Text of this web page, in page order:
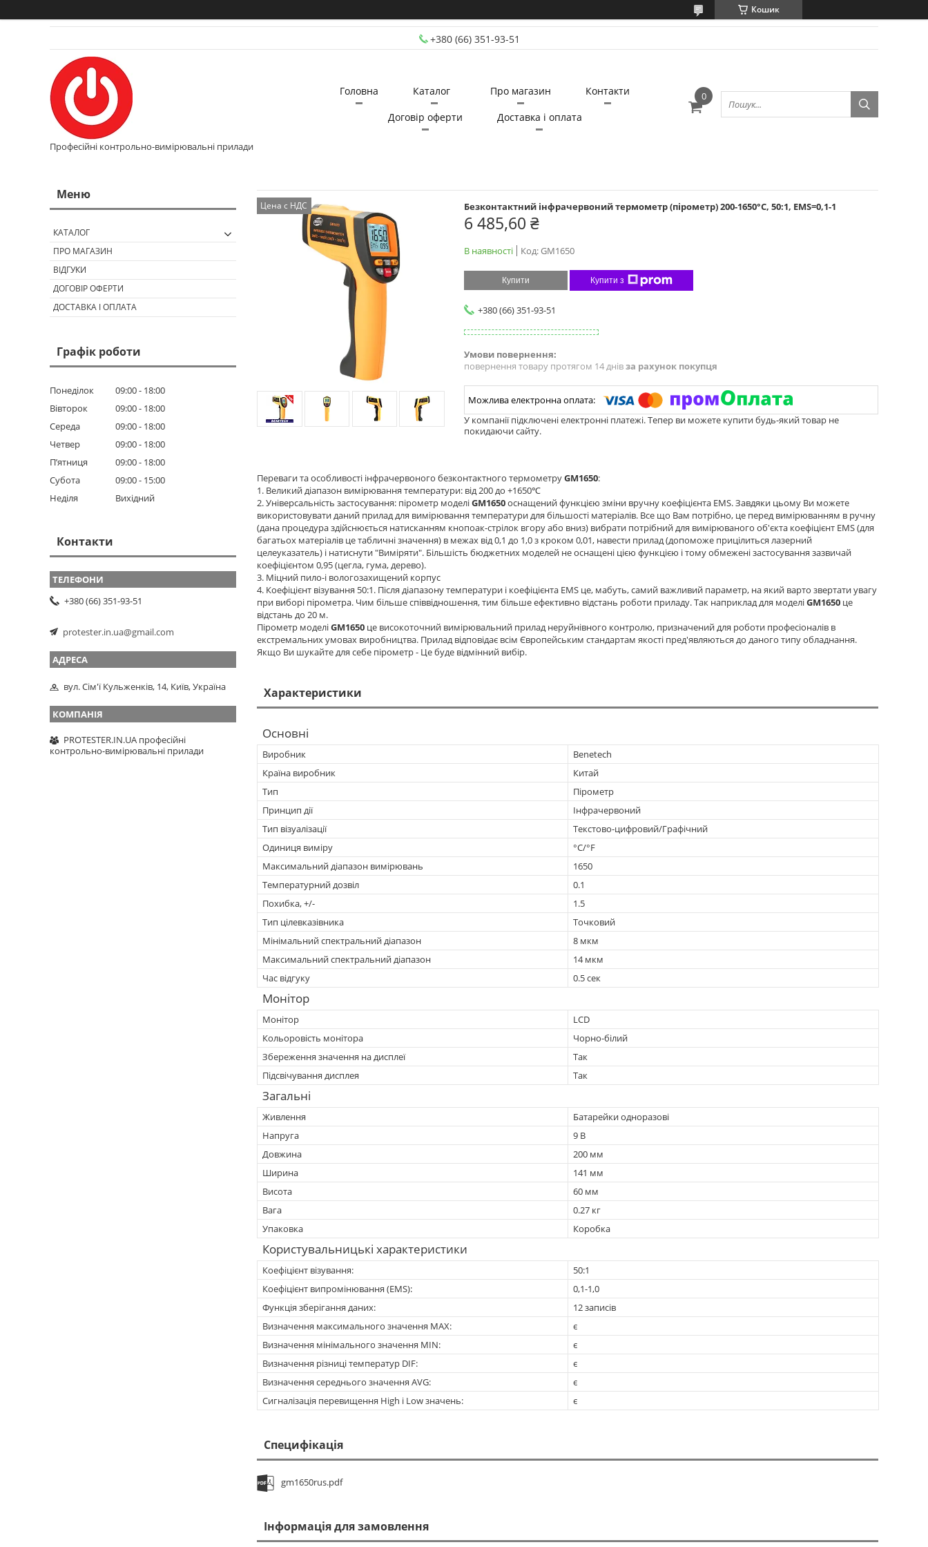
Кошик
+380 (66) 351-93-51
Професійні контрольно-вимірювальні прилади
Головна Каталог Про магазин
Контакти
Договір оферти
Доставка і оплата
Цена с НДС Безконтактний інфрачервоний термометр (пірометр) 200-1650°C, 50:1, EMS=0,1-1
6 485,60 ₴
В наявності Код:GM1650
Купити Купити з
+380 (66) 351-93-51
повернення товару протягом 14 днівза рахунок покупця
У компанії підключені електронні платежі. Тепер ви можете купити будь-який товар не
покидаючи сайту.
Переваги та особливості інфрачервоного безконтактного термометруGM1650:
1. Великий діапазон вимірювання температури: від 200 до +1650℃
2. Універсальність застосування: пірометр моделіGM1650оснащений функцією зміни вручну коефіцієнта EMS. Завдяки цьому Ви можете
використовувати даний прилад для вимірювання температури для більшості матеріалів. Все що Вам потрібно, це перед вимірюванням в ручну
(дана процедура здійснюється натисканням кнопоак-стрілок вгору або вниз) вибрати потрібний для вимірюваного об'єкта коефіцієнт EMS (для
багатьох матеріалів це табличні значення) в межах від 0,1 до 1,0 з кроком 0,01, навести прилад (допоможе прицілиться лазерний
целеуказатель) і натиснути "Виміряти". Більшість бюджетних моделей не оснащені цією функцією і тому обмежені застосування зазвичай
коефіцієнтом 0,95 (цегла, гума, дерево).
3. Міцний пило-і вологозахищений корпус
4. Коефіцієнт візування 50:1. Після діапазону температури і коефіцієнта EMS це, мабуть, самий важливий параметр, на який варто звертати увагу
при виборі пірометра. Чим більше співвідношення, тим більше ефективно відстань роботи приладу. Так наприклад для моделіGM1650 це
відстань до 20 м.
Пірометр моделіGM1650 це високоточний вимірювальний прилад неруйнівного контролю, призначений для роботи професіоналів в
екстремальних умовах виробництва. Прилад відповідає всім Європейським стандартам якості пред'являються до даного типу обладнання.
Якщо Ви шукайте для себе пірометр - Це буде відмінний вибір.
Характеристики
Основні
Виробник
Benetech
Країна виробник
Китай
Тип
Пірометр
Принцип дії
Інфрачервоний
Тип візуалізації
Текстово-цифровий/Графічний
Одиниця виміру
°С/°F
Максимальний діапазон вимірювань
1650
Температурний дозвіл
0.1
Похибка, +/-
1.5
Тип цілевказівника
Точковий
Мінімальний спектральний діапазон
8 мкм
Максимальний спектральний діапазон
14 мкм
Час відгуку
0.5 сек
Монітор
Монітор
LCD
Кольоровість монітора
Чорно-білий
Збереження значення на дисплеї
Так
Підсвічування дисплея
Так
Загальні
Живлення
Батарейки одноразові
Напруга
9 В
Довжина
200 мм
Ширина
141 мм
Висота
60 мм
Вага
0.27 кг
Упаковка
Коробка
Користувальницькі характеристики
Коефіцієнт візування:
50:1
Коефіцієнт випромінювання (EMS):
0,1-1,0
Функція зберігання даних:
12 записів
Визначення максимального значення MAX:
є
Визначення мінімального значення MIN:
є
Визначення різниці температур DIF:
є
Визначення середнього значення AVG:
є
Сигналізація перевищення High і Low значень:
є
Специфікація
gm1650rus.pdf
Інформація для замовлення
КАТАЛОГ
ПРО МАГАЗИН
ВІДГУКИ
ДОГОВІР ОФЕРТИ
ДОСТАВКА І ОПЛАТА
Графік роботи
Понеділок 09:00
18:00
Вівторок
09:00
18:00
Середа
09:00
18:00
Четвер
09:00
18:00
Пʼятниця
09:00
18:00
Субота
09:00
15:00
Неділя
Вихідний
Контакти
+380 (66) 351-93-51
protester.in.ua@gmail.com
вул. Сім'ї Кульженків, 14, Київ, Україна
PROTESTER.IN.UA професійні
контрольно-вимірювальні прилади